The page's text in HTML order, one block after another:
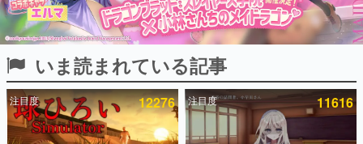
ピックアップ
電ファミのいま読まれている記事ランキング
いま読まれている記事
注目度 12276 注目度 11616